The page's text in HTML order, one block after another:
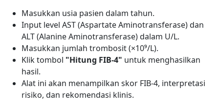
Masukkan usia pasien dalam tahun.
Input level AST (Aspartate Aminotransferase) dan
ALT (Alanine Aminotransferase) dalam U/L.
Masukkan jumlah trombosit (×10⁹/L).
Klik tombol "Hitung FIB-4" untuk menghasilkan
hasil.
Alat ini akan menampilkan skor FIB-4, interpretasi
risiko, dan rekomendasi klinis.